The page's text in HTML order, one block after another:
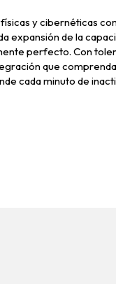
y cibernéticas
expansión de la
perfecto. Con
que
cada minuto de